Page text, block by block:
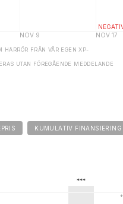
HÄRRÖR FRÅN VÅR EGEN XP-
UTAN FÖREGÅENDE MEDDELANDE
KUMULATIV FINANSIERING